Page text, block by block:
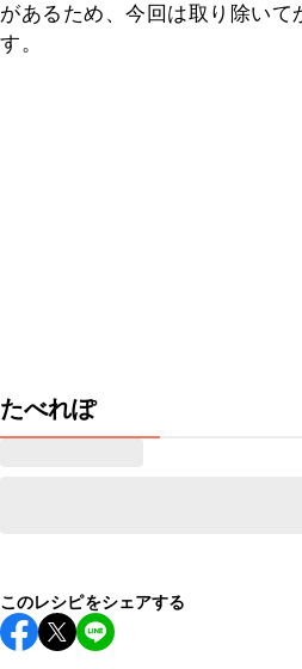
があるため、今回は取り除いて
す。
たべれぽ
このレシピをシェアする